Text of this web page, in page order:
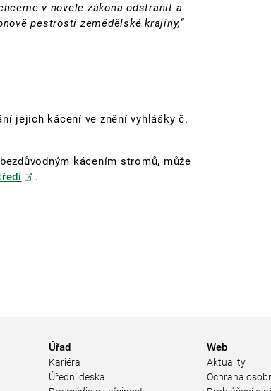
v novele zákona odstranit a
pestrosti zemědělské krajiny,“
jejich kácení ve znění vyhlášky č.
kácením stromů, může
.
Úřad
Kariéra
Úřední deska
Web
Aktuality
Ochrana